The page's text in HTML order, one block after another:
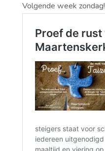
Volgende week zondag!